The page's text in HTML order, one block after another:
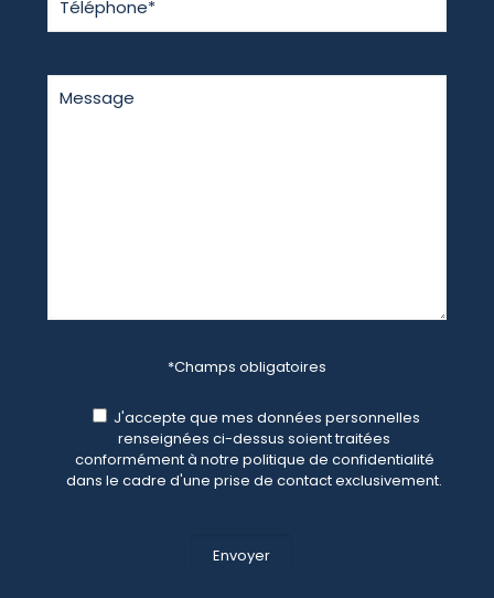
*Champs obligatoires
J'accepte que mes données personnelles
renseignées ci-dessus soient traitées
conformément à notre politique de confidentialité
dans le cadre d'une prise de contact exclusivement.